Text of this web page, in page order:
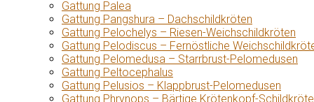
Gattung Palea
Gattung Pangshura – Dachschildkröten
Gattung Pelochelys – Riesen-Weichschildkröten
Gattung Pelodiscus – Fernöstliche
Gattung Pelomedusa – Starrbrust-Pelomedusen
Gattung Peltocephalus
Gattung Pelusios – Klappbrust-Pelomedusen
Gattung Phrynops – Bärtige Krötenkopf-